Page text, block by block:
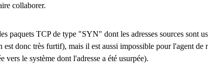
collaborer.
paquets TCP de type "SYN" dont les adresses sources sont
donc très furtif), mais il est aussi impossible pour l'agent de
vers le système dont l'adresse a été usurpée).